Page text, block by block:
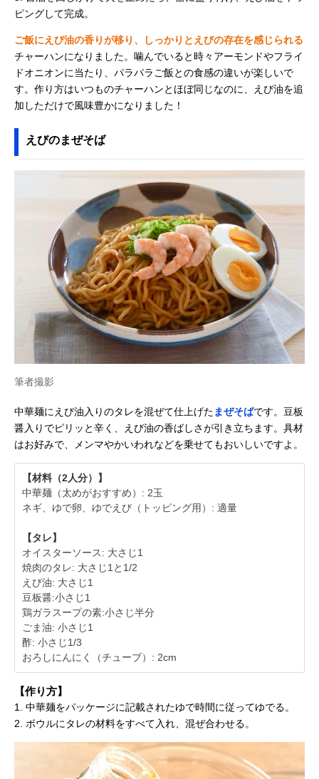
ピングして完成。
ご飯にえび油の香りが移り、しっかりとえびの存在を感じられる
チャーハンになりました。噛んでいると時々アーモンドやフライ
ドオニオンに当たり、パラパラご飯との食感の違いが楽しいで
す。作り方はいつものチャーハンとほぼ同じなのに、えび油を追
加しただけで風味豊かになりました！
えびのまぜそば
筆者撮影
中華麺にえび油入りのタレを混ぜて仕上げた まぜそばです。豆板
醤入りでピリッと辛く、えび油の香ばしさが引き立ちます。具材
はお好みで、メンマやかいわれなどを乗せてもおいしいですよ。
【材料（2人分）】
中華麺（太めがおすすめ）: 2玉
ネギ、ゆで卵、ゆでえび（トッピング用）: 適量
【タレ】
オイスターソース: 大さじ1
焼肉のタレ: 大さじ1と1/2
えび油: 大さじ1
豆板醤:小さじ1
鶏ガラスープの素:小さじ半分
ごま油: 小さじ1
酢: 小さじ1/3
おろしにんにく（チューブ）: 2cm
【作り方】
1. 中華麺をパッケージに記載されたゆで時間に従ってゆでる。
2. ボウルにタレの材料をすべて入れ、混ぜ合わせる。